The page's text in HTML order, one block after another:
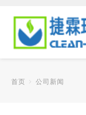
首页 公司新闻